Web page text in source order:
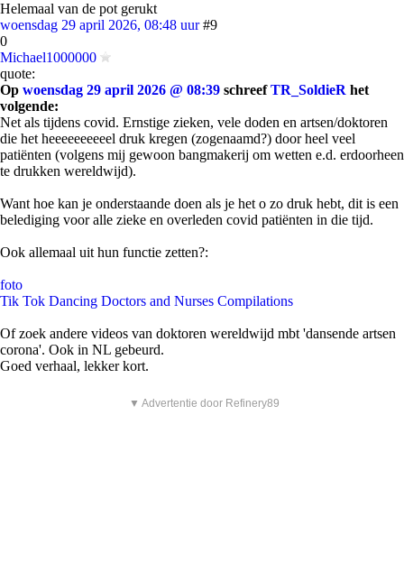
Helemaal van de pot gerukt
woensdag 29 april 2026, 08:48 uur #9
0
Michael1000000
quote:
Op woensdag 29 april 2026 @ 08:39 schreefTR_SoldieR het
volgende:
Net als tijdens covid. Ernstige zieken, vele doden en artsen/doktoren
die het heeeeeeeeeel druk kregen (zogenaamd?) door heel veel
patiënten (volgens mij gewoon bangmakerij om wetten e.d. erdoorheen
te drukken wereldwijd).
Want hoe kan je onderstaande doen als je het o zo druk hebt, dit is een
belediging voor alle zieke en overleden covid patiënten in die tijd.
Ook allemaal uit hun functie zetten?:
foto
Tik Tok Dancing Doctors and Nurses Compilations
Of zoek andere videos van doktoren wereldwijd mbt 'dansende artsen
corona'. Ook in NL gebeurd.
Goed verhaal, lekker kort.
▼ Advertentie door Refinery89